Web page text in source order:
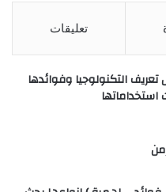
تعليقات
التكنولوجيا وفوائدها
استخداماتها